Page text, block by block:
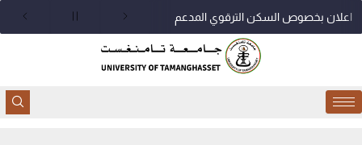
اعلان بخصوص السكن الترقوي المدعم